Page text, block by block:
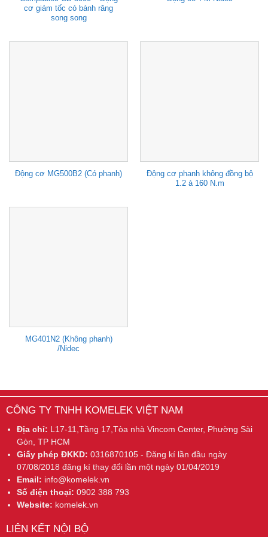
cơ giảm tốc có bánh răng
song song
Động cơ MG500B2 (Có phanh)
Động cơ phanh không đồng bộ
1.2 à 160 N.m
MG401N2 (Không phanh)
/Nidec
CÔNG TY TNHH KOMELEK VIỆT NAM
Địa chỉ: L17-11,Tầng 17,Tòa nhà Vincom Center, Phường Sài
Gòn, TP HCM
Giấy phép ĐKKD: 0316870105 - Đăng kí lần đầu ngày
07/08/2018 đăng kí thay đổi lần một ngày 01/04/2019
Email: info@komelek.vn
Số điện thoại: 0902 388 793
Website: komelek.vn
LIÊN KẾT NỘI BỘ